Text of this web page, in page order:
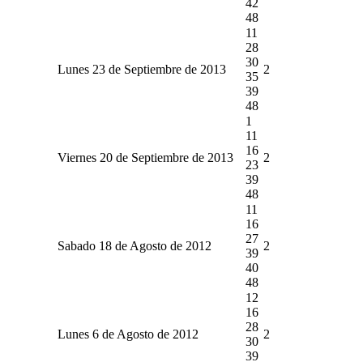
48
Lunes 23 de Septiembre de 2013
11
28
30
35
39
48
2
Viernes 20 de Septiembre de 2013
1
11
16
23
39
48
2
Sabado 18 de Agosto de 2012
11
16
27
39
40
48
2
Lunes 6 de Agosto de 2012
12
16
28
30
39
2